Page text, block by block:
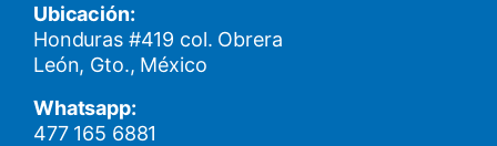
Ubicación:
Honduras #419 col. Obrera
León, Gto., México
Whatsapp:
477 165 6881